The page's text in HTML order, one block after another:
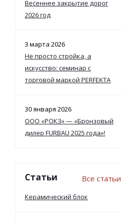
Весеннее закрытие дорог
2026 год
3 марта 2026
Не просто стройка, а
искусство: семинар с
торговой маркой PERFEKTA
30 января 2026
ООО «РОКЗ» — «Бронзовый
дилер FURBAU 2025 года»!
Статьи Все статьи
Керамический блок